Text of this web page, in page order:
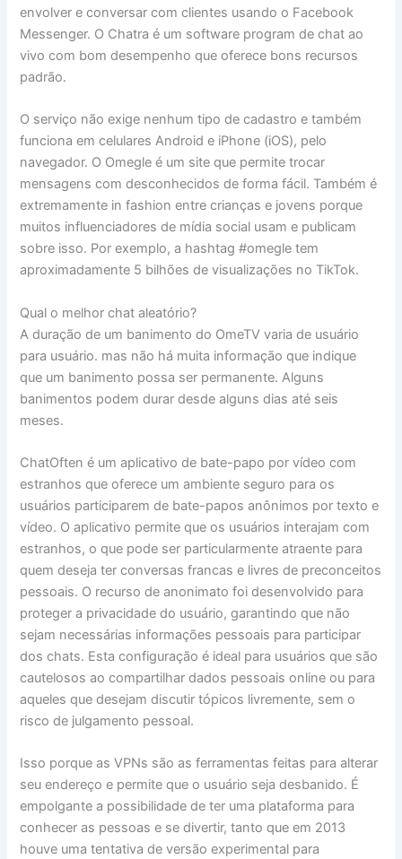
envolver e conversar com clientes usando o Facebook
Messenger. O Chatra é um software program de chat ao
vivo com bom desempenho que oferece bons recursos
padrão.
O serviço não exige nenhum tipo de cadastro e também
funciona em celulares Android e iPhone (iOS), pelo
navegador. O Omegle é um site que permite trocar
mensagens com desconhecidos de forma fácil. Também é
extremamente in fashion entre crianças e jovens porque
muitos influenciadores de mídia social usam e publicam
sobre isso. Por exemplo, a hashtag #omegle tem
aproximadamente 5 bilhões de visualizações no TikTok.
Qual o melhor chat aleatório?
A duração de um banimento do OmeTV varia de usuário
para usuário. mas não há muita informação que indique
que um banimento possa ser permanente. Alguns
banimentos podem durar desde alguns dias até seis
meses.
ChatOften é um aplicativo de bate-papo por vídeo com
estranhos que oferece um ambiente seguro para os
usuários participarem de bate-papos anônimos por texto e
vídeo. O aplicativo permite que os usuários interajam com
estranhos, o que pode ser particularmente atraente para
quem deseja ter conversas francas e livres de preconceitos
pessoais. O recurso de anonimato foi desenvolvido para
proteger a privacidade do usuário, garantindo que não
sejam necessárias informações pessoais para participar
dos chats. Esta configuração é ideal para usuários que são
cautelosos ao compartilhar dados pessoais online ou para
aqueles que desejam discutir tópicos livremente, sem o
risco de julgamento pessoal.
Isso porque as VPNs são as ferramentas feitas para alterar
seu endereço e permite que o usuário seja desbanido. É
empolgante a possibilidade de ter uma plataforma para
conhecer as pessoas e se divertir, tanto que em 2013
houve uma tentativa de versão experimental para